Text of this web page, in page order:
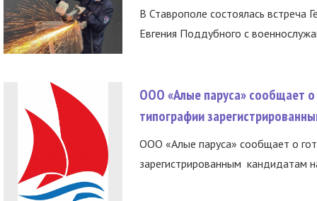
В Ставрополе состоялась встреча
Евгения Поддубного с
ООО «Алые паруса» сообщает о
типографии
ООО «Алые паруса» сообщает о
зарегистрированным кандидатам